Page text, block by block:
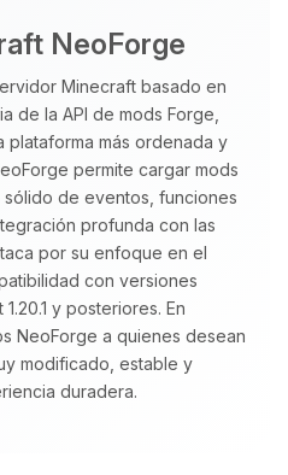
NeoForge
Minecraft basado en
de la API de mods Forge,
más ordenada y
permite cargar mods
de eventos, funciones
profunda con las
por su enfoque en el
con versiones
y posteriores. En
NeoForge a quienes desean
modificado, estable y
duradera.
con quien
tu pequeno
Cuentame
moveré mis
para ayudarte.